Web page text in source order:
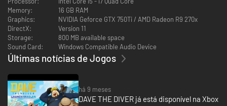
- 02_The Blue Hole
- 03_Diver
- 04_Darker Trenches
- 05_Restaurant Prep
- 06_Serve, Sushi, Serve!
- 07_Night Diving
- 09_On the boat
- 10_Welcome to My Bistro
- 11_Record Room
- 12_Time To Harvest
Memory:
16 GB RAM
Graphics:
NVIDIA Geforce GTX 750Ti / AMD Radeon R9 270x
DirectX:
Version 11
Storage:
800 MB available space
Sound Card:
Windows Compatible Audio Device
Últimas notícias de Jogos
há 9 meses
DAVE THE DIVER já está disponível na Xbox